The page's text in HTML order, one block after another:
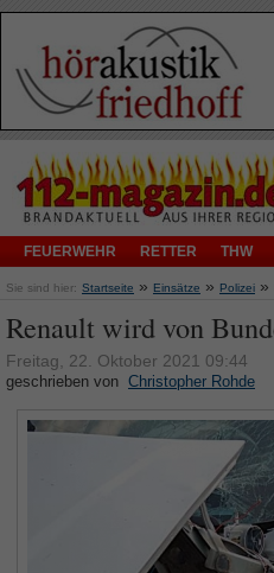
FEUERWEHR RETTER THW
Sie sind hier: Startseite » Einsätze » Polizei »
Renault wird von
Freitag, 22. Oktober 2021 09:44
geschrieben von Christopher Rohde